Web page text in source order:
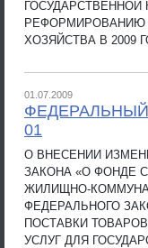
ХОЗЯЙСТВА В 2009
01.07.2009
ФЕДЕРАЛЬНЫЙ
01
О ВНЕСЕНИИ
ЗАКОНА «О ФОНДЕ
ЖИЛИЩНО-
ФЕДЕРАЛЬНОГО
ПОСТАВКИ
УСЛУГ ДЛЯ